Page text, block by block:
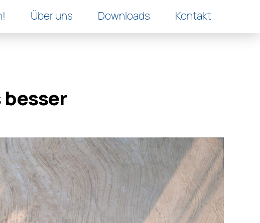
Über uns Downloads Kontakt
besser